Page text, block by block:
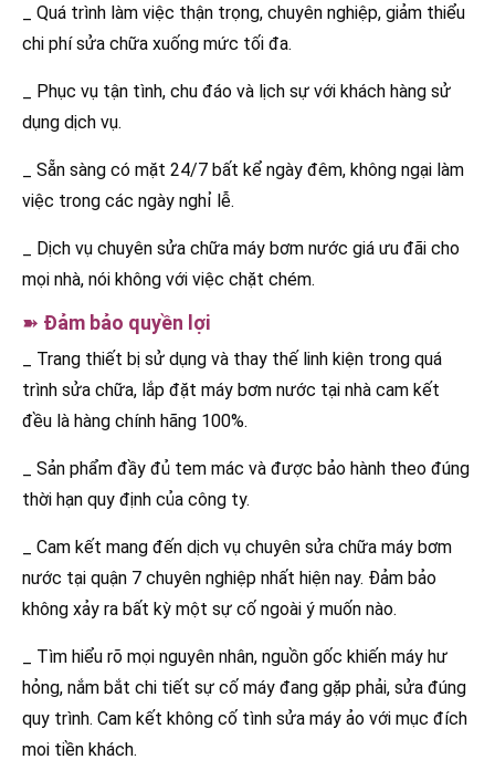
_ Quá trình làm việc thận trọng, chuyên nghiệp, giảm thiểu
chi phí sửa chữa xuống mức tối đa.
_ Phục vụ tận tình, chu đáo và lịch sự với khách hàng sử
dụng dịch vụ.
_ Sẵn sàng có mặt 24/7 bất kể ngày đêm, không ngại làm
việc trong các ngày nghỉ lễ.
_ Dịch vụ chuyên sửa chữa máy bơm nước giá ưu đãi cho
mọi nhà, nói không với việc chặt chém.
➽ Đảm bảo quyền lợi
_ Trang thiết bị sử dụng và thay thế linh kiện trong quá
trình sửa chữa, lắp đặt máy bơm nước tại nhà cam kết
đều là hàng chính hãng 100%.
_ Sản phẩm đầy đủ tem mác và được bảo hành theo đúng
thời hạn quy định của công ty.
_ Cam kết mang đến dịch vụ chuyên sửa chữa máy bơm
nước tại quận 7 chuyên nghiệp nhất hiện nay. Đảm bảo
không xảy ra bất kỳ một sự cố ngoài ý muốn nào.
_ Tìm hiểu rõ mọi nguyên nhân, nguồn gốc khiến máy hư
hỏng, nắm bắt chi tiết sự cố máy đang gặp phải, sửa đúng
quy trình. Cam kết không cố tình sửa máy ảo với mục đích
moi tiền khách.